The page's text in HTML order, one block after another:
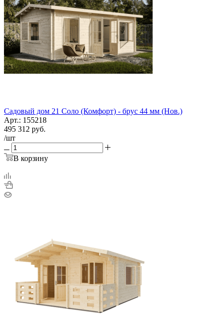
Садовый дом 21 Соло (Комфорт) - брус 44 мм (Нов.)
Арт.: 155218
495 312 руб.
/шт
В корзину